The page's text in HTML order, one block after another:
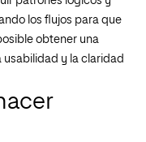
los flujos para que
obtener una
y la claridad